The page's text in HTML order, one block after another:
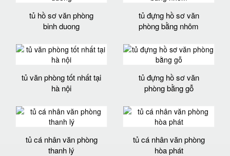
tủ hồ sơ văn phòng
binh duong
tủ đựng hồ sơ văn
phòng bằng nhôm
tủ văn phòng tốt nhất tại
hà nội
tủ đựng hồ sơ văn
phòng bằng gỗ
tủ cá nhân văn phòng
thanh lý
tủ cá nhân văn phòng
hòa phát